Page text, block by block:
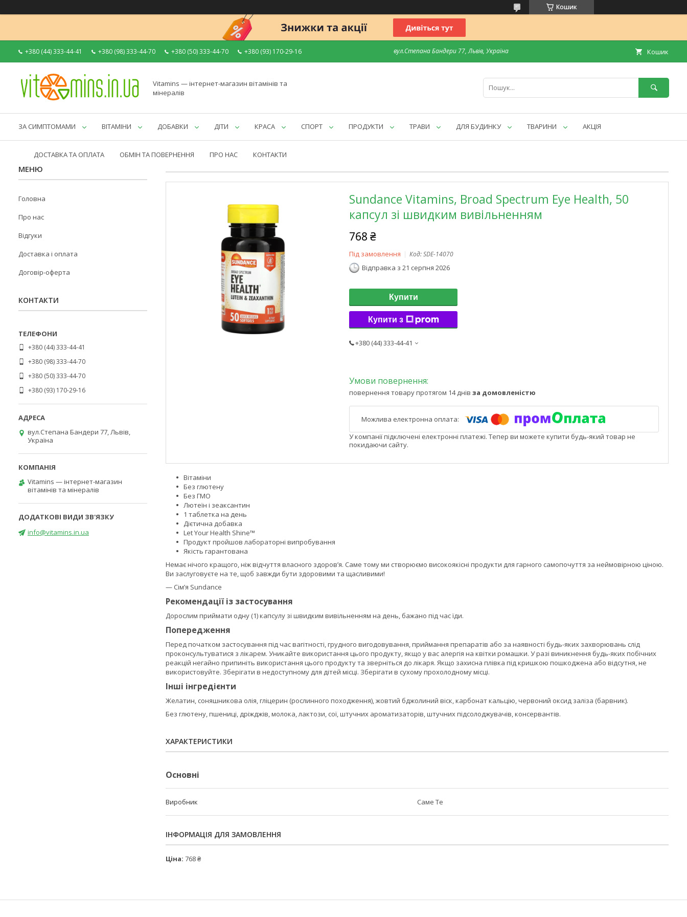
Кошик
+380 (44) 333-44-41 +380 (98) 333-44-70 +380 (50) 333-44-70 +380 (93) 170-29-16 вул.Степана Бандери 77, Львів, Україна Кошик
Vitamins — інтернет-магазин вітамінів та
мінералів
ЗА СИМПТОМАМИ ВІТАМІНИ ДОБАВКИ ДІТИ КРАСА СПОРТ ПРОДУКТИ ТРАВИ ДЛЯ БУДИНКУ ТВАРИНИ АКЦІЯ
ДОСТАВКА ТА ОПЛАТА ОБМІН ТА ПОВЕРНЕННЯ ПРО НАС КОНТАКТИ
Sundance Vitamins, Broad Spectrum Eye Health, 50
капсул зі швидким вивільненням
768 ₴
Під замовлення Код:SDE-14070
Відправка з 21 серпня 2026
Купити
Купити з
+380 (44) 333-44-41
повернення товару протягом 14 днів за домовленістю
У компанії підключені електронні платежі. Тепер ви можете купити будь-який товар не
покидаючи сайту.
Вітаміни
Без глютену
Без ГМО
Лютеїн і зеаксантин
1 таблетка на день
Дієтична добавка
Let Your Health Shine™
Продукт пройшов лабораторні випробування
Якість гарантована
Немає нічого кращого, ніж відчуття власного здоров’я. Саме тому ми створюємо високоякісні продукти для гарного самопочуття за неймовірною ціною.
Ви заслуговуєте на те, щоб завжди бути здоровими та щасливими!
— Сім’я Sundance
Рекомендації із застосування
Дорослим приймати одну (1) капсулу зі швидким вивільненням на день, бажано під час їди.
Попередження
Перед початком застосування під час вагітності, грудного вигодовування, приймання препаратів або за наявності будь-яких захворювань слід
проконсультуватися з лікарем. Уникайте використання цього продукту, якщо у вас алергія на квітки ромашки. У разі виникнення будь-яких побічних
реакцій негайно припиніть використання цього продукту та зверніться до лікаря. Якщо захисна плівка під кришкою пошкоджена або відсутня, не
використовуйте. Зберігати в недоступному для дітей місці. Зберігати в сухому прохолодному місці.
Інші інгредієнти
Желатин, соняшникова олія, гліцерин (рослинного походження), жовтий бджолиний віск, карбонат кальцію, червоний оксид заліза (барвник).
Без глютену, пшениці, дріжджів, молока, лактози, сої, штучних ароматизаторів, штучних підсолоджувачів, консервантів.
ХАРАКТЕРИСТИКИ
Основні
Виробник Саме Те
ІНФОРМАЦІЯ ДЛЯ ЗАМОВЛЕННЯ
Ціна: 768 ₴
Головна
Про нас
Відгуки
Доставка і оплата
Договір-оферта
КОНТАКТИ
+380 (44) 333-44-41
+380 (98) 333-44-70
+380 (50) 333-44-70
+380 (93) 170-29-16
вул.Степана Бандери 77, Львів,
Україна
Vitamins — інтернет-магазин
вітамінів та мінералів
info@vitamins.in.ua